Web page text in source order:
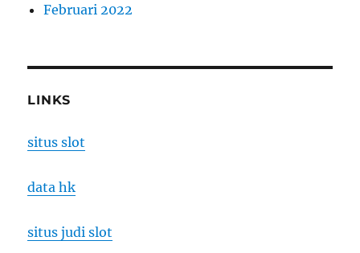
Februari 2022
LINKS
situs slot
data hk
situs judi slot